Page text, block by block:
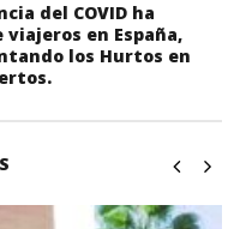
del COVID ha
en España,
los Hurtos en